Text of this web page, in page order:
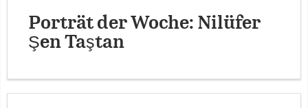
Porträt der Woche: Nilüfer
Şen Taştan